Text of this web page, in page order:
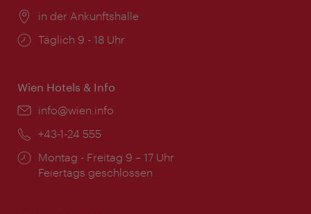
Ort:
in der Ankunftshalle
Öffnungszeiten:
Täglich 9 - 18 Uhr
Wien Hotels & Info
Email:
info@wien.info
Telefon:
+43-1-24 555
Öffnungszeiten:
Montag - Freitag 9 – 17 Uhr
Feiertags geschlossen